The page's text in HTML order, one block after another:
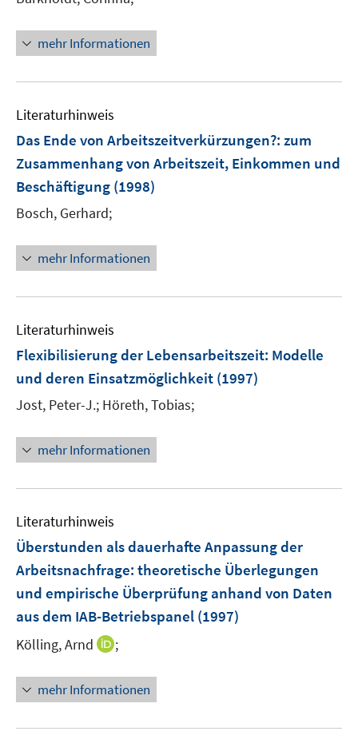
r
ö
n
n
mehr Informationen
Literaturhinweis
Das Ende von Arbeitszeitverkürzungen?: zum
Zusammenhang von Arbeitszeit, Einkommen und
Beschäftigung (1998)
Bosch, Gerhard;
mehr Informationen
Literaturhinweis
Flexibilisierung der Lebensarbeitszeit: Modelle
und deren Einsatzmöglichkeit (1997)
Jost, Peter-J.; Höreth, Tobias;
mehr Informationen
Literaturhinweis
Überstunden als dauerhafte Anpassung der
Arbeitsnachfrage: theoretische Überlegungen
und empirische Überprüfung anhand von Daten
aus dem IAB-Betriebspanel (1997)
Kölling, Arnd
I
n
e
;
mehr Informationen